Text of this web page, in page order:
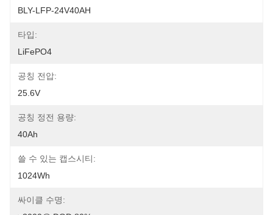
BLY-LFP-24V40AH
타입:
LiFePO4
공칭 전압:
25.6V
공칭 정전 용량:
40Ah
쓸 수 있는 캡스시티:
1024Wh
싸이클 수명: